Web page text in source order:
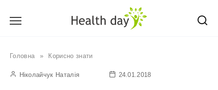
Головна » Корисно знати
Ніколайчук Наталія 24.01.2018